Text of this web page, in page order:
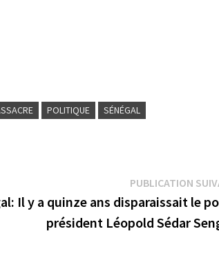
POLITIQUE
SÉNÉGAL
PUBLICATION
Il y a quinze ans disparaissait le
président Léopold Sédar